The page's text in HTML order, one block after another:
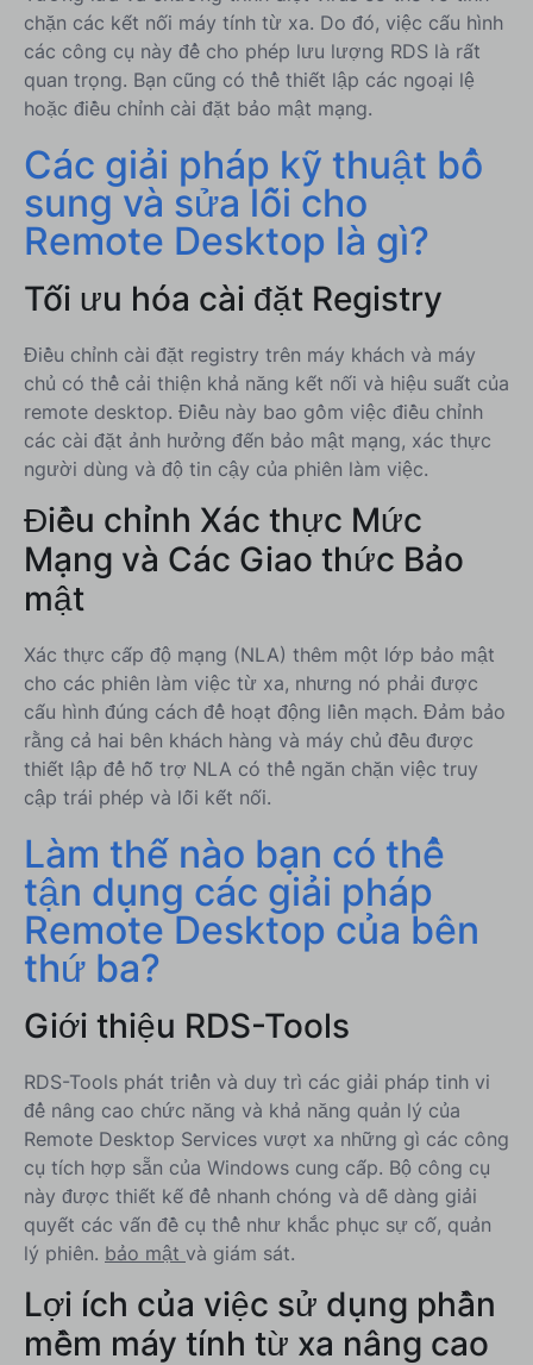
chặn các kết nối máy tính từ xa. Do đó, việc cấu hình
các công cụ này để cho phép lưu lượng RDS là rất
quan trọng. Bạn cũng có thể thiết lập các ngoại lệ
hoặc điều chỉnh cài đặt bảo mật mạng.
Các giải pháp kỹ thuật bổ
sung và sửa lỗi cho
Remote Desktop là gì?
Tối ưu hóa cài đặt Registry
Điều chỉnh cài đặt registry trên máy khách và máy
chủ có thể cải thiện khả năng kết nối và hiệu suất của
remote desktop. Điều này bao gồm việc điều chỉnh
các cài đặt ảnh hưởng đến bảo mật mạng, xác thực
người dùng và độ tin cậy của phiên làm việc.
Điều chỉnh Xác thực Mức
Mạng và Các Giao thức Bảo
mật
Xác thực cấp độ mạng (NLA) thêm một lớp bảo mật
cho các phiên làm việc từ xa, nhưng nó phải được
cấu hình đúng cách để hoạt động liền mạch. Đảm bảo
rằng cả hai bên khách hàng và máy chủ đều được
thiết lập để hỗ trợ NLA có thể ngăn chặn việc truy
cập trái phép và lỗi kết nối.
Làm thế nào bạn có thể
tận dụng các giải pháp
Remote Desktop của bên
thứ ba?
Giới thiệu RDS-Tools
RDS-Tools phát triển và duy trì các giải pháp tinh vi
để nâng cao chức năng và khả năng quản lý của
Remote Desktop Services vượt xa những gì các công
cụ tích hợp sẵn của Windows cung cấp. Bộ công cụ
này được thiết kế để nhanh chóng và dễ dàng giải
quyết các vấn đề cụ thể như khắc phục sự cố, quản
lý phiên. bảo mật và giám sát.
Lợi ích của việc sử dụng phần
mềm máy tính từ xa nâng cao